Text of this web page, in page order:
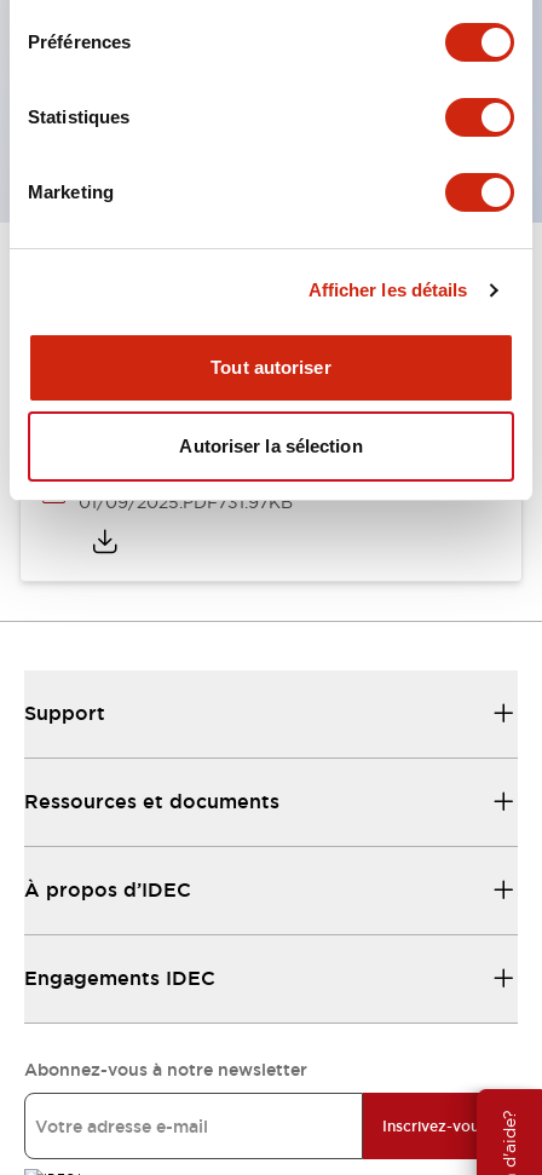
Préférences
Statistiques
Marketing
Afficher les détails
Tout autoriser
Autoriser la sélection
aux jets d’eau, IP65 (IEC 60529). (Le buzzer est
Produits certifiés UL, CSA et conformes aux
normes EN. (Sauf buzzer)
Catalogues Et Brochures
LW Catalog
01/09/2025.PDF731.97KB
Support
Ressources et documents
À propos d’IDEC
Engagements IDEC
Abonnez-vous à notre newsletter
Inscrivez-vous